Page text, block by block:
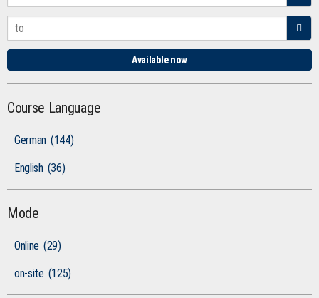
Available now
Course Language
German (144)
English (36)
Mode
Online (29)
on-site (125)